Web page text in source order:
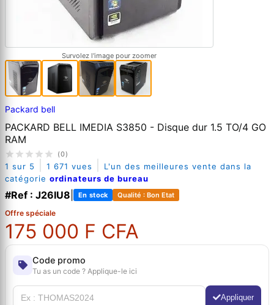
Survolez l'image pour zoomer
Packard bell
PACKARD BELL IMEDIA S3850 - Disque dur 1.5 TO/4 GO
RAM
(0)
1 sur 5 1 671 vues
L'un des meilleures vente dans la
catégorie ordinateurs de bureau
#Ref : J26IU8 En stock Qualité : Bon Etat
Offre spéciale
175 000 F CFA
Code promo
Tu as un code ? Applique-le ici
Appliquer